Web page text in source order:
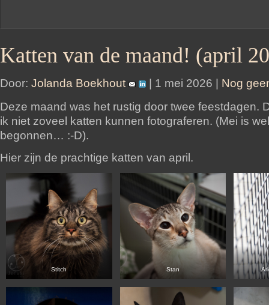
Katten van de maand! (april
Door: Jolanda Boekhout | 1 mei 2026 | Nog
Deze maand was het rustig door twee feestdagen.
ik niet zoveel katten kunnen fotograferen. (Mei is
begonnen… :-D).
Hier zijn de prachtige katten van april.
Stitch Stan